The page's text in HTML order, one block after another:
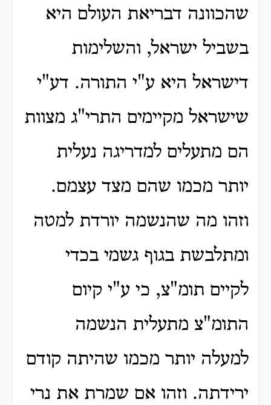
שהכוונה דבריאת העולם היא
בשביל ישראל, והשלימות
דישראל היא ע"י התורה. דע"י
שישראל מקיימים התרי"ג מצוות
הם מתעלים למדריגה נעלית
יותר מכמו שהם מצד עצמם.
וזהו מה שהנשמה יורדת למטה
ומתלבשת בגוף גשמי בכדי
לקיים תומ"צ, כי ע"י קיום
התומ"צ מתעלית הנשמה
למעלה יותר מכמו שהיתה קודם
ירידתה. וזהו אם שמרת את נרי